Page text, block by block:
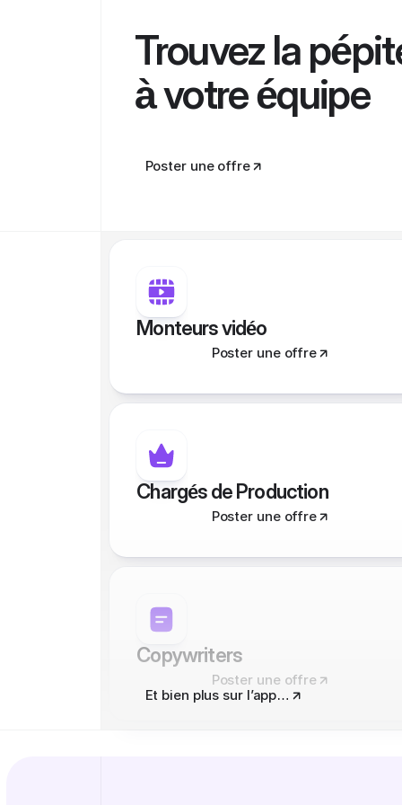
Trouvez la
à votre équipe
Poster une offre
Monteurs vidéo
Poster une offre
Chargés de Production
Poster une offre
Copywriters
Poster une offre
Et bien plus sur l’app…